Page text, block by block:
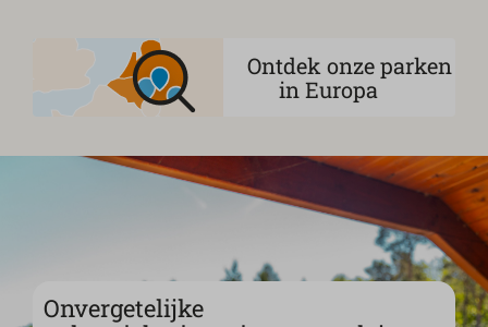
Ontdek onze parken
in Europa
Onvergetelijke